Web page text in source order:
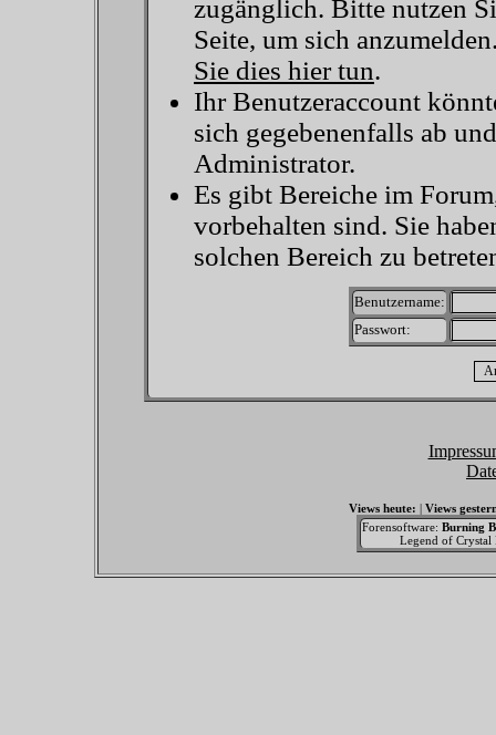
zugänglich. Bitte nutzen
Seite, um sich
Sie dies hier tun.
Ihr Benutzeraccount
sich gegebenenfalls ab
Administrator.
Es gibt Bereiche im
vorbehalten sind. Sie
solchen Bereich zu
Benutzername:
Passwort:
Views heute: | Views
Forensoftware: Burning
Legend of